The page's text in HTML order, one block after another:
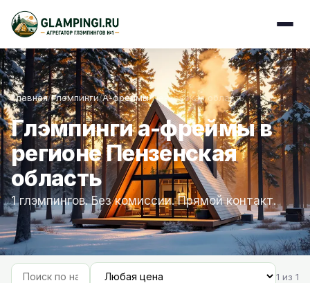
Главная/Глэмпинги/А-фреймы/Пензенская область
Глэмпинги а-фреймы в
регионе Пензенская
область
1 глэмпингов. Без комиссии. Прямой контакт.
1 из 1